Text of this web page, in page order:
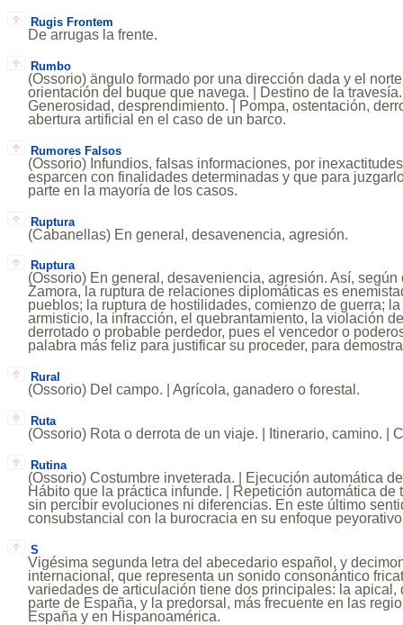
Rugis Frontem
De arrugas la frente.
Rumbo
(Ossorio) ängulo formado por una dirección dada y el
orientación del buque que navega. | Destino de la
Generosidad, desprendimiento. | Pompa, ostentación,
abertura artificial en el caso de un barco.
Rumores Falsos
(Ossorio) Infundios, falsas informaciones, por
esparcen con finalidades determinadas y que para
parte en la mayoría de los casos.
Ruptura
(Cabanellas) En general, desavenencia, agresión.
Ruptura
(Ossorio) En general, desaveniencia, agresión. Así,
Zamora, la ruptura de relaciones diplomáticas es
pueblos; la ruptura de hostilidades, comienzo de guerra;
armisticio, la infracción, el quebrantamiento, la violación
derrotado o probable perdedor, pues el vencedor o
palabra más feliz para justificar su proceder, para
Rural
(Ossorio) Del campo. | Agrícola, ganadero o forestal.
Ruta
(Ossorio) Rota o derrota de un viaje. | Itinerario, camino. |
Rutina
(Ossorio) Costumbre inveterada. | Ejecución automática
Hábito que la práctica infunde. | Repetición automática de
sin percibir evoluciones ni diferencias. En este último
consubstancial con la burocracia en su enfoque
S
Vigésima segunda letra del abecedario español, y
internacional, que representa un sonido consonántico
variedades de articulación tiene dos principales: la apical,
parte de España, y la predorsal, más frecuente en las
España y en Hispanoamérica.